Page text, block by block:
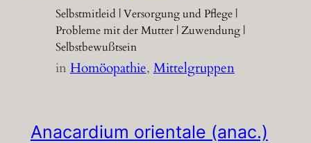
Selbstmitleid | Versorgung und Pflege |
Probleme mit der Mutter | Zuwendung |
Selbstbewußtsein
inHomöopathie, Mittelgruppen
Anacardium orientale (anac.)